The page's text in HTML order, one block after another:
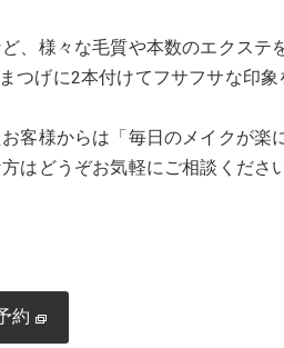
、様々な毛質や本数のエクステ
つげに2本付けてフサフサな印
客様からは「毎日のメイクが楽
はどうぞお気軽にご相談くださ
約